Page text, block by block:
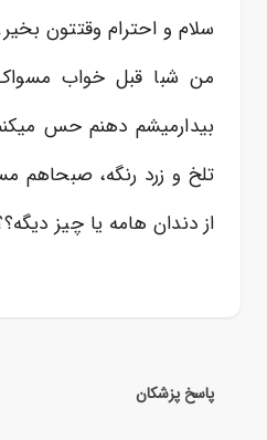
سلام و احترام وقتتون بخیر.
من شبا قبل خواب
بیدارمیشم دهنم حس
تلخ و زرد رنگه، صبحاهم
از دندان هامه یا چیز
پاسخ پزشکان